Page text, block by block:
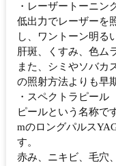
・レーザートーニン
低出力でレーザーを
し、ワントーン明る
肝斑、くすみ、色ム
また、シミやソバカ
の照射方法よりも早
・スペクトラピール
ピールという名称で
mのロングパルス
す。
赤み、ニキビ、毛穴